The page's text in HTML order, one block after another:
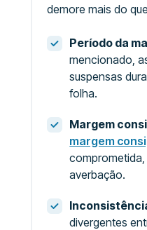
demore mais do
Período da
mencionado,
suspensas
folha.
Margem
margem
averbação.
divergentes